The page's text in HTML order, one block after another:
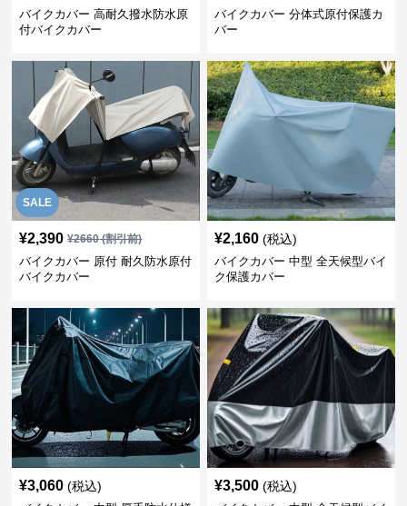
バイクカバー 高耐久撥水防水原
付バイクカバー
バイクカバー 分体式原付保護カ
バー
SALE
¥2,390 ¥2660(割引前)
バイクカバー 原付 耐久防水原付
バイクカバー
¥2,160 (税込)
バイクカバー 中型 全天候型バイ
ク保護カバー
¥3,060 (税込) ¥3,500 (税込)